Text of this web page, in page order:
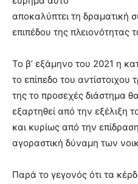
αποκαλύπτει τη δραματική
επιπέδου της πλειονότητας
Το β’ εξάμηνο του 2021 η
το επίπεδο του αντίστοιχου
της το προσεχές διάστημα θα
εξαρτηθεί από την εξέλιξη
και κυρίως από την
αγοραστική δύναμη των
Παρά το γεγονός ότι τα